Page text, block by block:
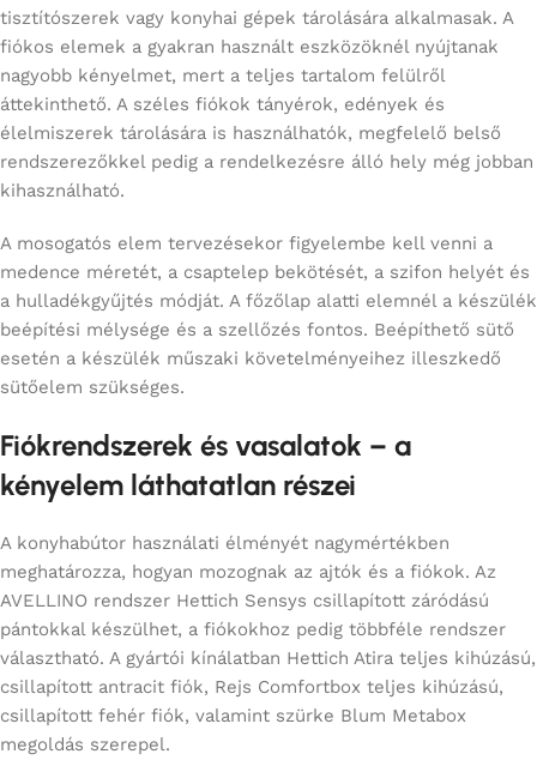
tisztítószerek vagy konyhai gépek tárolására alkalmasak. A
fiókos elemek a gyakran használt eszközöknél nyújtanak
nagyobb kényelmet, mert a teljes tartalom felülről
áttekinthető. A széles fiókok tányérok, edények és
élelmiszerek tárolására is használhatók, megfelelő belső
rendszerezőkkel pedig a rendelkezésre álló hely még jobban
kihasználható.
A mosogatós elem tervezésekor figyelembe kell venni a
medence méretét, a csaptelep bekötését, a szifon helyét és
a hulladékgyűjtés módját. A főzőlap alatti elemnél a készülék
beépítési mélysége és a szellőzés fontos. Beépíthető sütő
esetén a készülék műszaki követelményeihez illeszkedő
sütőelem szükséges.
Fiókrendszerek és vasalatok – a
kényelem láthatatlan részei
A konyhabútor használati élményét nagymértékben
meghatározza, hogyan mozognak az ajtók és a fiókok. Az
AVELLINO rendszer Hettich Sensys csillapított záródású
pántokkal készülhet, a fiókokhoz pedig többféle rendszer
választható. A gyártói kínálatban Hettich Atira teljes kihúzású,
csillapított antracit fiók, Rejs Comfortbox teljes kihúzású,
csillapított fehér fiók, valamint szürke Blum Metabox
megoldás szerepel.